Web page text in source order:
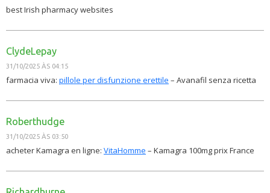
best Irish pharmacy websites
ClydeLepay
31/10/2025 ÀS 04:15
farmacia viva: pillole per disfunzione erettile – Avanafil senza ricetta
Roberthudge
31/10/2025 ÀS 03:50
acheter Kamagra en ligne: VitaHomme – Kamagra 100mg prix France